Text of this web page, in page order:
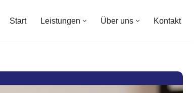
Start Leistungen Über uns Kontakt